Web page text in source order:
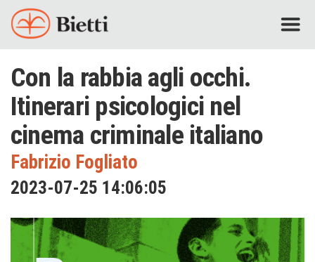
Con la rabbia agli occhi.
Itinerari psicologici nel
cinema criminale italiano
Fabrizio Fogliato
2023-07-25 14:06:05